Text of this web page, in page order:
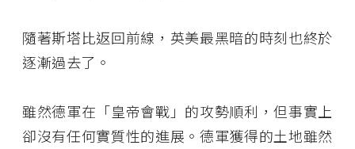
隨著斯塔比返回前線，英美最黑暗的時刻也終於
逐漸過去了。
雖然德軍在「皇帝會戰」的攻勢順利，但事實上
卻沒有任何實質性的進展。德軍獲得的土地雖然